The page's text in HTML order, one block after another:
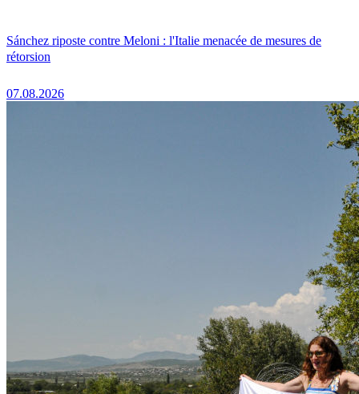
Sánchez riposte contre Meloni : l'Italie menacée de mesures de
rétorsion
07.08.2026